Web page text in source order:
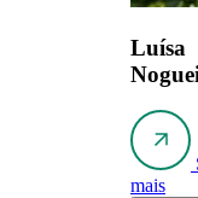
Luísa
mais